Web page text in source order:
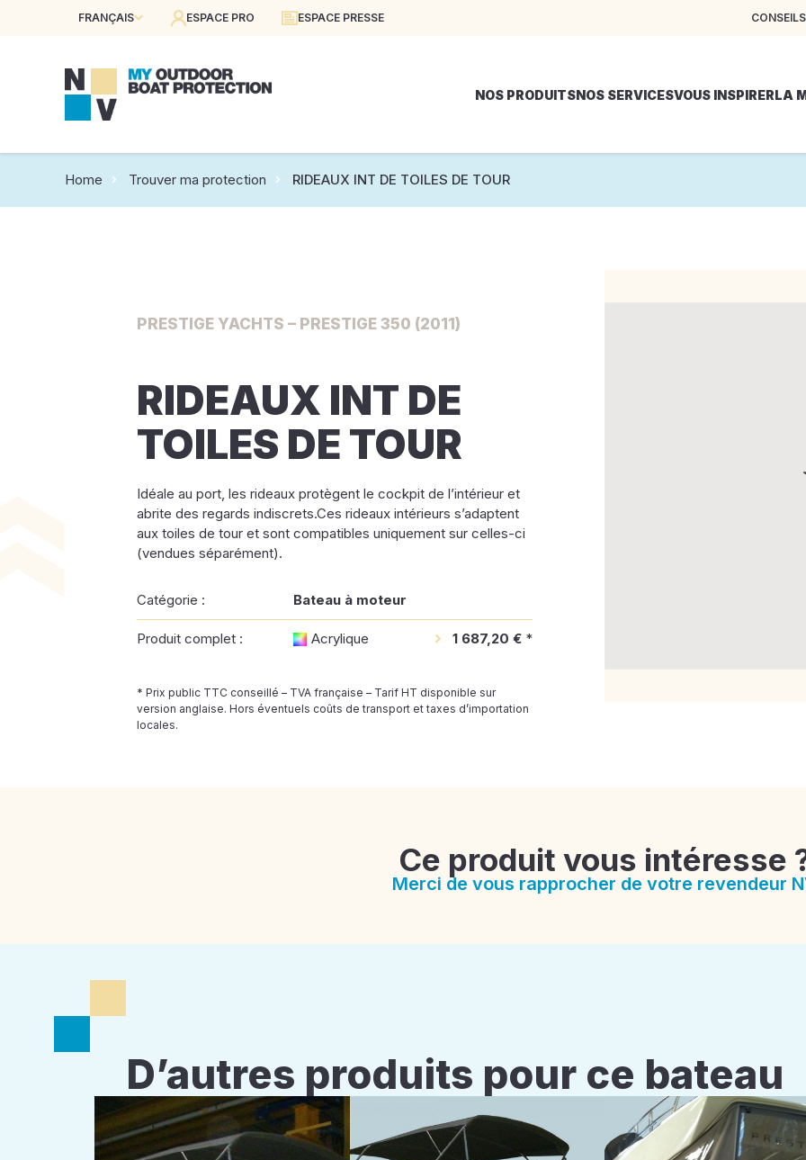
FRANÇAIS ESPACE PRO ESPACE PRESSE
NOS PRODUITSNOS SERVICESVOUS INSPIRERLA
Home Trouver ma protection RIDEAUX INT DE TOILES DE TOUR
PRESTIGE YACHTS – PRESTIGE 350 (2011)
RIDEAUX INT DE
TOILES DE TOUR
Idéale au port, les rideaux protègent le cockpit de l’intérieur et
abrite des regards indiscrets.Ces rideaux intérieurs s’adaptent
aux toiles de tour et sont compatibles uniquement sur celles-ci
(vendues séparément).
Catégorie : Bateau à moteur
Produit complet : Acrylique 1 687,20 € *
* Prix public TTC conseillé – TVA française – Tarif HT disponible sur
version anglaise. Hors éventuels coûts de transport et taxes d’importation
locales.
Ce produit vous intéresse
Merci de vous rapprocher de votre revendeur
D’autres produits pour ce bateau